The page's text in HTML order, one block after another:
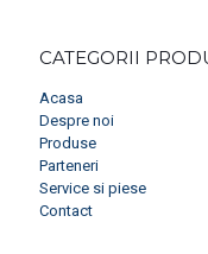
CATEGORII
Acasa
Despre noi
Produse
Parteneri
Service si piese
Contact